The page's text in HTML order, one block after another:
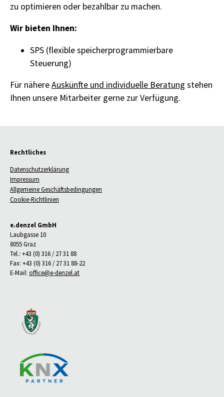
zu optimieren oder bezahlbar zu machen.
Wir bieten Ihnen:
SPS (flexible speicherprogrammierbare
Steuerung)
Für nähereAuskünfte und individuelle Beratung stehen
Ihnen unsere Mitarbeiter gerne zur Verfügung.
Rechtliches
Datenschutzerklärung
Impressum
Allgemeine Geschäftsbedingungen
Cookie-Richtlinien
e.denzel GmbH
Laubgasse 10
8055 Graz
Tel.: +43 (0) 316 / 27 31 88
Fax: +43 (0) 316 / 27 31 88-22
E-Mail: office@e-denzel.at